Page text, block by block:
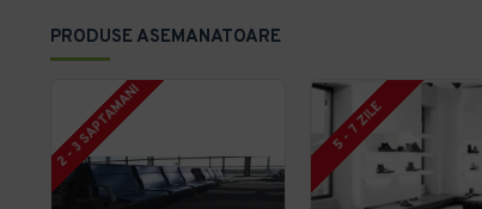
PRODUSE ASEMANATOARE
2 - 3 SAPTAMANI 5 - 7 ZILE